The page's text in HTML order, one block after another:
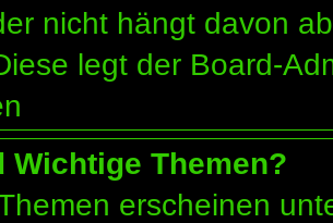
nicht hängt davon
legt der Board-
Wichtige Themen?
erscheinen